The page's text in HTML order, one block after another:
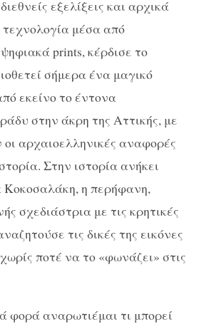
εξελίξεις και αρχικά
μέσα από
prints, κέρδισε το
σήμερα ένα μαγικό
εκείνο το έντονα
στην άκρη της Αττικής, με
αρχαιοελληνικές αναφορές
Στην ιστορία ανήκει
Κοκοσαλάκη, η περήφανη,
σχεδιάστρια με τις κρητικές
τις δικές της εικόνες
ποτέ να το «φωνάζει» στις
φορά αναρωτιέμαι τι μπορεί